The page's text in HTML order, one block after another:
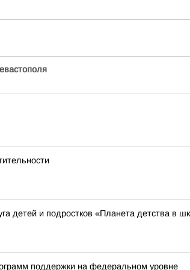
детей и подростков «Планета детства в
поддержки на федеральном уровне